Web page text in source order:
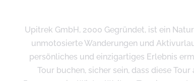
Upitrek GmbH, 2000 Gegründet, ist ein
unmotosierte Wanderungen und
persönliches und einzigartiges Erlebnis
Tour buchen, sicher sein, dass diese